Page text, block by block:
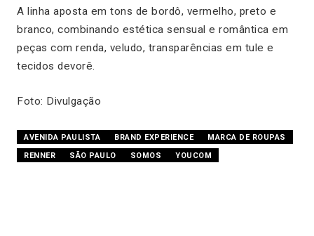
A linha aposta em tons de bordô, vermelho, preto e
branco, combinando estética sensual e romântica em
peças com renda, veludo, transparências em tule e
tecidos devorê.
Foto: Divulgação
AVENIDA PAULISTA BRAND EXPERIENCE
MARCA DE ROUPAS
RENNER
SÃO PAULO SOMOS YOUCOM